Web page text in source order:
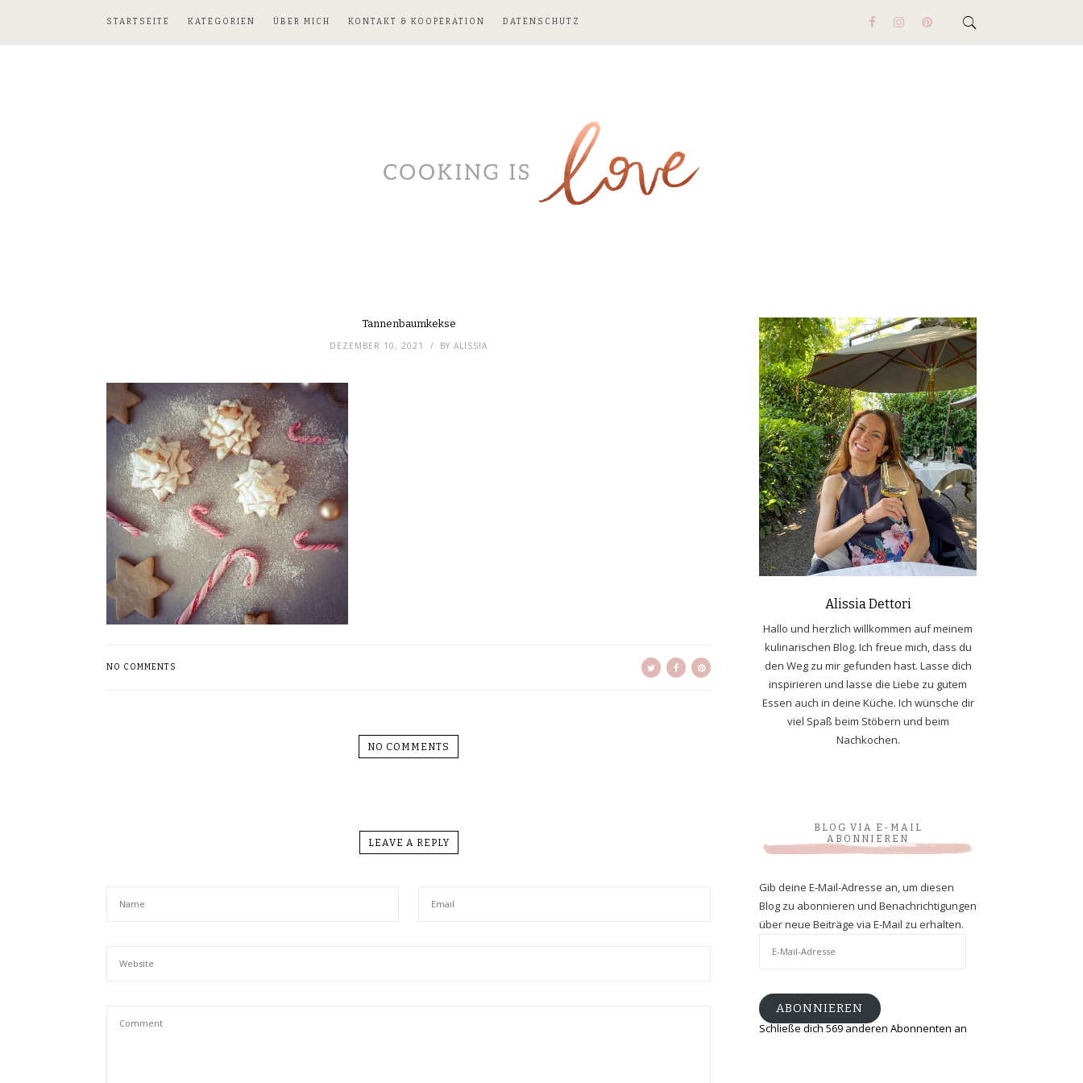
STARTSEITE KATEGORIEN ÜBER MICH KONTAKT & KOOPERATION DATENSCHUTZ
Tannenbaumkekse
DEZEMBER 10, 2021 BY ALISSIA
NO COMMENTS
NO COMMENTS
LEAVE A REPLY
Alissia Dettori
Hallo und herzlich willkommen auf meinem
kulinarischen Blog. Ich freue mich, dass du
den Weg zu mir gefunden hast. Lasse dich
inspirieren und lasse die Liebe zu gutem
Essen auch in deine Küche. Ich wünsche dir
viel Spaß beim Stöbern und beim
Nachkochen.
BLOG VIA E-MAIL
ABONNIEREN
Gib deine E-Mail-Adresse an, um diesen
Blog zu abonnieren und Benachrichtigungen
über neue Beiträge via E-Mail zu erhalten.
ABONNIEREN
Schließe dich 569 anderen Abonnenten an